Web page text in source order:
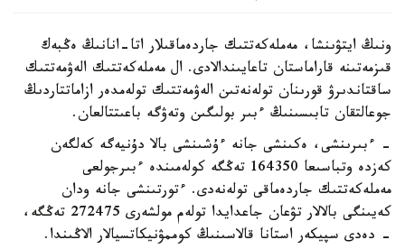
ونىڭ ايتۋىنشا، مەملەكەتتىك جاردەماقىلار اتا-انانىڭ ەڭبەك
قىزمەتىنە قاراماستان تاعايىندالادى. ال مەملەكەتتىك الەۋمەتتىك
ساقتاندىرۋ قورىنان تولەنەتىن الەۋمەتتىك تولەمدەر ازاماتتاردىڭ
جوعالتقان تابىسىنىڭ ءبىر بولىگىن وتەۋگە باعىتتالعان.
- ءبىرىنشى، ەكىنشى جانە ءۇشىنشى بالا دۇنيەگە كەلگەن
كەزدە وتباسىعا 164350 تەڭگە كولەمىندە ءبىرجولعى
مەملەكەتتىك جاردەماقى تولەنەدى. ءتورتىنشى جانە ودان
كەيىنگى بالالار تۋعان جاعدايدا تولەم مولشەرى 272475 تەڭگە،
- دەدى سپيكەر استانا قالاسىنىڭ كوممۋنيكاتسيالار الاڭىندا.